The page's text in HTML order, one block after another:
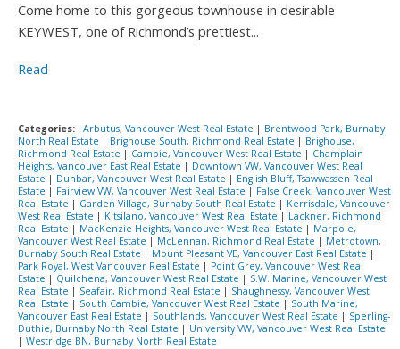
Come home to this gorgeous townhouse in desirable
KEYWEST, one of Richmond’s prettiest...
Read
Categories: Arbutus, Vancouver West Real Estate | Brentwood Park, Burnaby
North Real Estate | Brighouse South, Richmond Real Estate | Brighouse,
Richmond Real Estate | Cambie, Vancouver West Real Estate | Champlain
Heights, Vancouver East Real Estate | Downtown VW, Vancouver West Real
Estate | Dunbar, Vancouver West Real Estate | English Bluff, Tsawwassen Real
Estate | Fairview VW, Vancouver West Real Estate | False Creek, Vancouver West
Real Estate | Garden Village, Burnaby South Real Estate | Kerrisdale, Vancouver
West Real Estate | Kitsilano, Vancouver West Real Estate | Lackner, Richmond
Real Estate | MacKenzie Heights, Vancouver West Real Estate | Marpole,
Vancouver West Real Estate | McLennan, Richmond Real Estate | Metrotown,
Burnaby South Real Estate | Mount Pleasant VE, Vancouver East Real Estate |
Park Royal, West Vancouver Real Estate | Point Grey, Vancouver West Real
Estate | Quilchena, Vancouver West Real Estate | S.W. Marine, Vancouver West
Real Estate | Seafair, Richmond Real Estate | Shaughnessy, Vancouver West
Real Estate | South Cambie, Vancouver West Real Estate | South Marine,
Vancouver East Real Estate | Southlands, Vancouver West Real Estate | Sperling-
Duthie, Burnaby North Real Estate | University VW, Vancouver West Real Estate
| Westridge BN, Burnaby North Real Estate